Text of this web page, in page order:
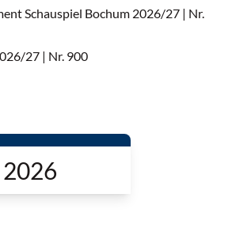
Schauspiel Bochum 2026/27 | Nr.
27 | Nr. 900